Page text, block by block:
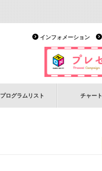
インフォメーション
プログラムリスト チャート